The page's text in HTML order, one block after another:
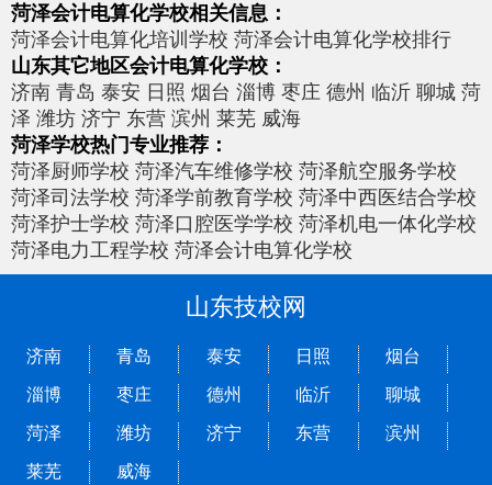
菏泽会计电算化学校相关信息：
菏泽会计电算化培训学校 菏泽会计电算化学校排行
山东其它地区会计电算化学校：
济南 青岛 泰安 日照 烟台 淄博 枣庄 德州 临沂 聊城 菏
泽 潍坊 济宁 东营 滨州 莱芜 威海
菏泽学校热门专业推荐：
菏泽厨师学校 菏泽汽车维修学校 菏泽航空服务学校
菏泽司法学校 菏泽学前教育学校 菏泽中西医结合学校
菏泽护士学校 菏泽口腔医学学校 菏泽机电一体化学校
菏泽电力工程学校 菏泽会计电算化学校
山东技校网
济南 青岛 泰安 日照 烟台
淄博 枣庄 德州 临沂 聊城
菏泽 潍坊 济宁 东营 滨州
莱芜 威海